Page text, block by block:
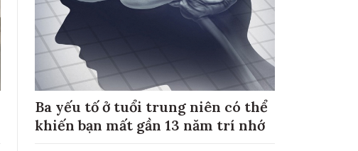
Ba yếu tố ở tuổi trung niên có thể
khiến bạn mất gần 13 năm trí nhớ